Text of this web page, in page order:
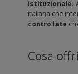
Istituzionale.
italiana che
controllate
Cosa